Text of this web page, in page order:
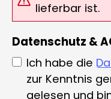
lieferbar ist.
Datenschutz &
Ich habe die
zur Kenntnis
gelesen und